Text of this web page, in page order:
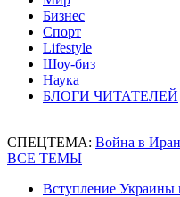
Бизнес
Спорт
Lifestyle
Шоу-биз
Наука
БЛОГИ ЧИТАТЕЛЕЙ
СПЕЦТЕМА: Война в
ВСЕ ТЕМЫ
Вступление Украины